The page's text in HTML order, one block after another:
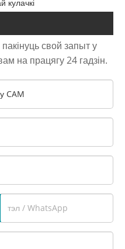
кулачкі
свой запыт у
на працягу 24 гадзін.